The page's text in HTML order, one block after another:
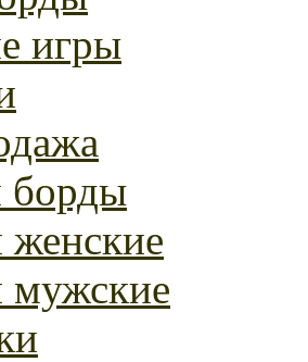
игры
борды